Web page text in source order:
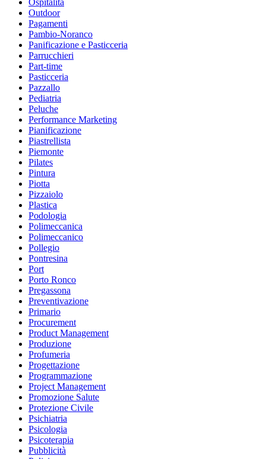
Outdoor
Pagamenti
Pambio-Noranco
Panificazione e Pasticceria
Parrucchieri
Part-time
Pasticceria
Pazzallo
Pediatria
Peluche
Performance Marketing
Pianificazione
Piastrellista
Piemonte
Pilates
Pintura
Piotta
Pizzaiolo
Plastica
Podologia
Polimeccanica
Polimeccanico
Pollegio
Pontresina
Port
Porto Ronco
Pregassona
Preventivazione
Primario
Procurement
Product Management
Produzione
Profumeria
Progettazione
Programmazione
Project Management
Promozione Salute
Protezione Civile
Psichiatria
Psicologia
Psicoterapia
Pubblicità